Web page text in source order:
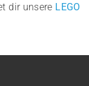
dir unsere LEGO